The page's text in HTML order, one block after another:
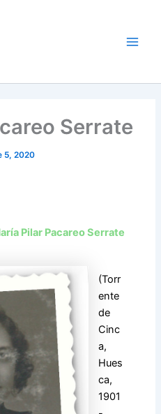
Serrate
5, 2020
Pilar Pacareo Serrate
(Torr
ente
de
Cinc
a,
Hues
ca,
1901